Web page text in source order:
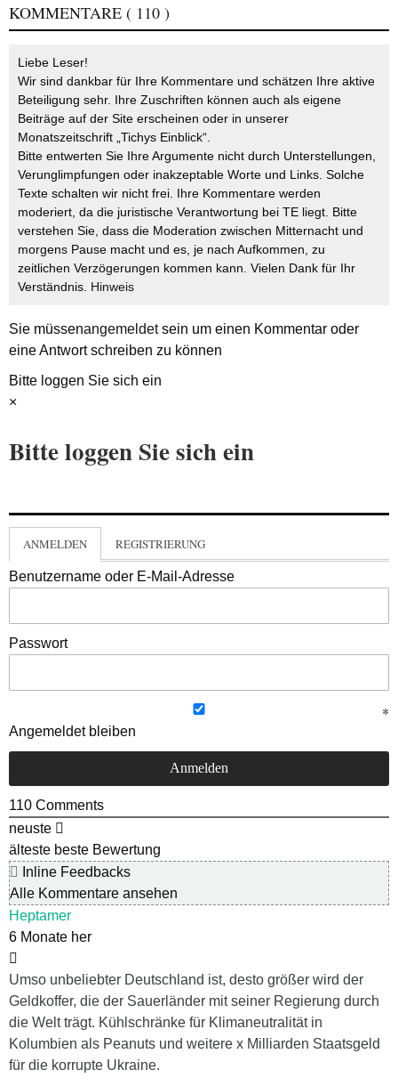
KOMMENTARE ( 110 )
Liebe Leser!
Wir sind dankbar für Ihre Kommentare und schätzen Ihre aktive
Beteiligung sehr. Ihre Zuschriften können auch als eigene
Beiträge auf der Site erscheinen oder in unserer
Monatszeitschrift „Tichys Einblick“.
Bitte entwerten Sie Ihre Argumente nicht durch Unterstellungen,
Verunglimpfungen oder inakzeptable Worte und Links. Solche
Texte schalten wir nicht frei. Ihre Kommentare werden
moderiert, da die juristische Verantwortung bei TE liegt. Bitte
verstehen Sie, dass die Moderation zwischen Mitternacht und
morgens Pause macht und es, je nach Aufkommen, zu
zeitlichen Verzögerungen kommen kann. Vielen Dank für Ihr
Verständnis. Hinweis
Sie müssenangemeldetsein um einen Kommentar oder
eine Antwort schreiben zu können
Bitte loggen Sie sich ein
×
Bitte loggen Sie sich ein
ANMELDEN REGISTRIERUNG
Benutzername oder E-Mail-Adresse
Passwort
Angemeldet bleiben
110 Comments
neuste
älteste beste Bewertung
Inline Feedbacks
Alle Kommentare ansehen
Heptamer
6 Monate her
Umso unbeliebter Deutschland ist, desto größer wird der
Geldkoffer, die der Sauerländer mit seiner Regierung durch
die Welt trägt. Kühlschränke für Klimaneutralität in
Kolumbien als Peanuts und weitere x Milliarden Staatsgeld
für die korrupte Ukraine.